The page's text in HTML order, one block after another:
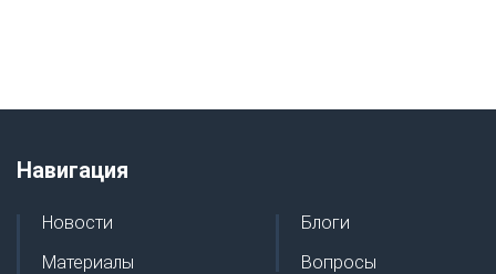
Навигация
Новости
Материалы
Блоги
Вопросы